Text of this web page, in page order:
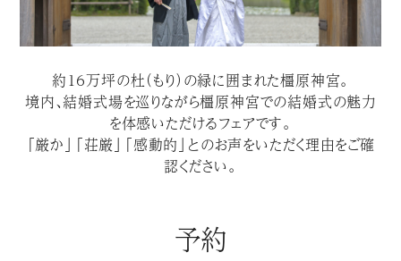
約１６万坪の杜（もり）の緑に囲まれた橿原神宮。
境内、結婚式場を巡りながら橿原神宮での結婚式の魅力
を体感いただけるフェアです。
「厳か」「荘厳」「感動的」とのお声をいただく理由をご確
認ください。
予約